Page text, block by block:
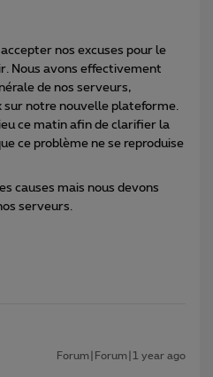
nos excuses pour le
Nous avons effectivement
de nos serveurs,
sur notre nouvelle plateforme.
ce matin afin de clarifier la
ce problème ne se reproduise
causes mais nous devons
serveurs.
Forum|Forum|1 year ago